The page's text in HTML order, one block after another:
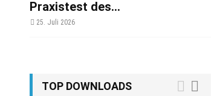
Praxistest des...
25. Juli 2026
TOP DOWNLOADS